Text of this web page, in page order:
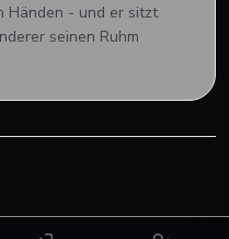
Händen - und er sitzt
seinen Ruhm